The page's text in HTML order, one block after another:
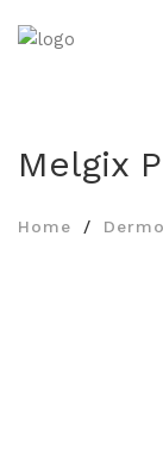
Melgix
Home